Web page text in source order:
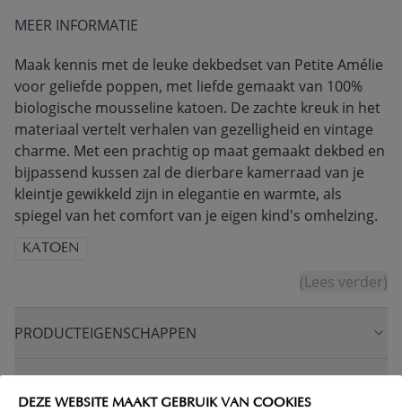
DEZE WEBSITE MAAKT GEBRUIK VAN COOKIES
MEER INFORMATIE
Maak kennis met de leuke dekbedset van Petite Amélie
voor geliefde poppen, met liefde gemaakt van 100%
biologische mousseline katoen. De zachte kreuk in het
materiaal vertelt verhalen van gezelligheid en vintage
charme. Met een prachtig op maat gemaakt dekbed en
bijpassend kussen zal de dierbare kamerraad van je
kleintje gewikkeld zijn in elegantie en warmte, als
spiegel van het comfort van je eigen kind's omhelzing.
KATOEN
(Lees verder)
PRODUCTEIGENSCHAPPEN